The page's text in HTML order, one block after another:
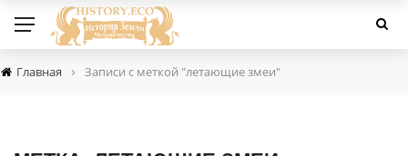
Главная › Записи с меткой "летающие змеи"